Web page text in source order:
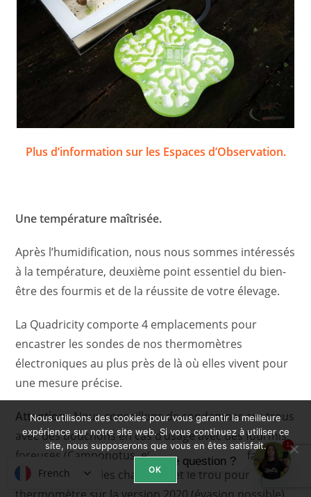
Plus d’information sur les Espaces d’Observation.
Une température maîtrisée.
Après l’humidification, nous nous sommes intéressés
à la température, deuxième point essentiel du bien-
être des fourmis et de la réussite de votre élevage.
La Quadricity comporte 4 emplacements pour
encastrer les sondes de nos thermomètres
électroniques au plus près de là où elles vivent pour
une mesure précise.
Attention :Nous conseillons de condamner ces trous
avec des bouchons en cas d’usage avec des fourmis
foreuses (Camponotus, etc) en raison d’une faible
épaisseur entre les chambres et le trou pour
French
Nous utilisons des cookies pour vous garantir la meilleure
expérience sur notre site web. Si vous continuez à utiliser ce
site, nous supposerons que vous en êtes satisfait.
OK
French
Une question ?
Open
1